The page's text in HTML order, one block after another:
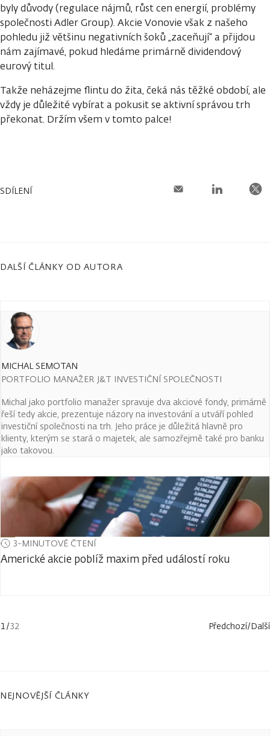
byly důvody (regulace nájmů, růst cen energií, problémy
společnosti Adler Group). Akcie Vonovie však z našeho
pohledu již většinu negativních šoků „zaceňují“ a přijdou
nám zajímavé, pokud hledáme primárně dividendový
eurový titul.
Takže neházejme flintu do žita, čeká nás těžké období, ale
vždy je důležité vybírat a pokusit se aktivní správou trh
překonat. Držím všem v tomto palce!
SDÍLENÍ
DALŠÍ ČLÁNKY OD AUTORA
MICHAL SEMOTAN
PORTFOLIO MANAŽER J&T INVESTIČNÍ SPOLEČNOSTI
Michal jako portfolio manažer spravuje dva akciové fondy, primárně
řeší tedy akcie, prezentuje názory na investování a utváří pohled
investiční společnosti na trh. Jeho práce je důležitá hlavně pro
klienty, kterým se stará o majetek, ale samozřejmě také pro banku
jako takovou.
3-MINUTOVÉ ČTENÍ
Americké akcie poblíž maxim před událostí roku
1/32 Předchozí/Další
NEJNOVĚJŠÍ ČLÁNKY